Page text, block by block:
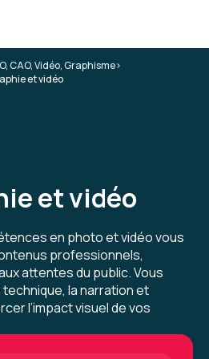
CAO, Vidéo, Graphisme>
et vidéo
et vidéo
en photo et vidéo vous
professionnels,
attentes du public. Vous
la narration et
l’impact visuel de vos
5
pro, mais pas que,
un grand merci à lui.
Pro niveau 1, montage et